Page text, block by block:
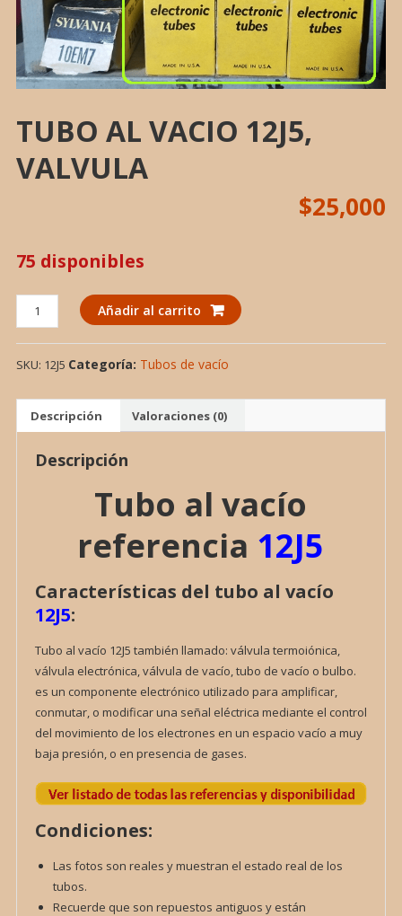
TUBO AL VACIO 12J5,
VALVULA
$25,000
75 disponibles
TUBO
AL
VACIO
12J5,
Añadir al carrito
SKU: 12J5 Categoría: Tubos de vacío
Descripción Valoraciones (0)
Descripción
Tubo al vacío
referencia 12J5
Características del tubo al vacío
12J5:
Tubo al vacío 12J5 también llamado: válvula termoiónica,
válvula electrónica, válvula de vacío, tubo de vacío o bulbo.
es un componente electrónico utilizado para amplificar,
conmutar, o modificar una señal eléctrica mediante el control
del movimiento de los electrones en un espacio vacío a muy
baja presión, o en presencia de gases.
Condiciones:
Las fotos son reales y muestran el estado real de los
tubos.
Recuerde que son repuestos antiguos y están